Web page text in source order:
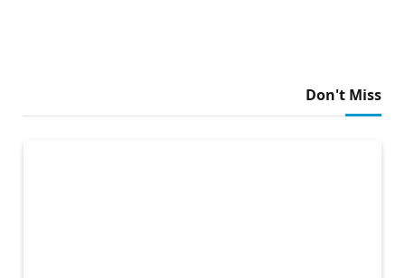
Don't Miss